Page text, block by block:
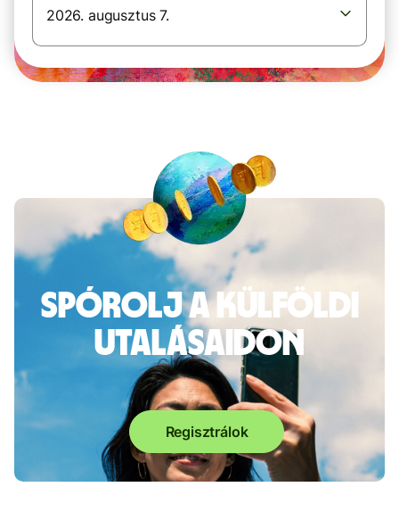
2026. augusztus 7.
Spórolj a külföldi
utalásaidon
Regisztrálok